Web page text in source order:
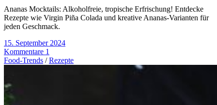
Ananas Mocktails: Alkoholfreie, tropische Erfrischung! Entdecke
Rezepte wie Virgin Piña Colada und kreative Ananas-Varianten für
jeden Geschmack.
15. September 2024
Kommentare 1
Food-Trends /Rezepte